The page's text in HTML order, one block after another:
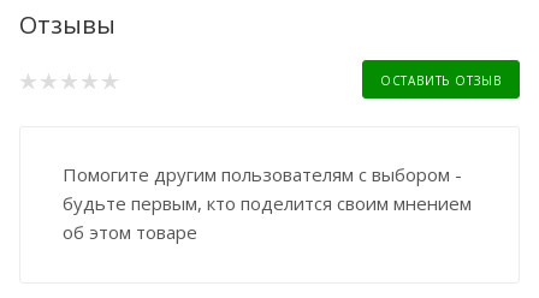
Отзывы
ОСТАВИТЬ ОТЗЫВ
Помогите другим пользователям с выбором -
будьте первым, кто поделится своим мнением
об этом товаре